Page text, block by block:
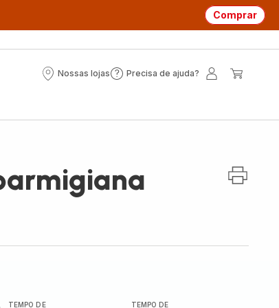
Comprar
Nossas lojas
Nossas
Precisa de ajuda?
Precisa
TEMPO DE
TEMPO DE